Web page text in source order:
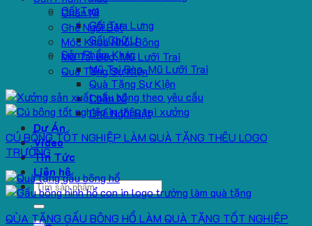
Gối Tựa
Gối Tựa Lưng
Gối Chữ U
Sản Phẩm Khác
Mũ Tai Bèo, Mũ Lưỡi Trai
Quà Tặng Sự Kiện
Chăn Nỉ
Ghế Ngồi Bệt
Dự Án
Video
Tin Tức
Liên hệ
Search
for:
Chăn Nỉ
Ghế Ngồi Bệt
Móc Khoá Nhồi Bông
Mũ Tai Bèo, Mũ Lưỡi Trai
Quà Tặng Sự Kiện
CÚ BÔNG TỐT NGHIỆP LÀM QUÀ TẶNG THÊU LOGO
TRƯỜNG
QÙA TẶNG GẤU BÔNG HỔ LÀM QUÀ TẶNG TỐT NGHIỆP